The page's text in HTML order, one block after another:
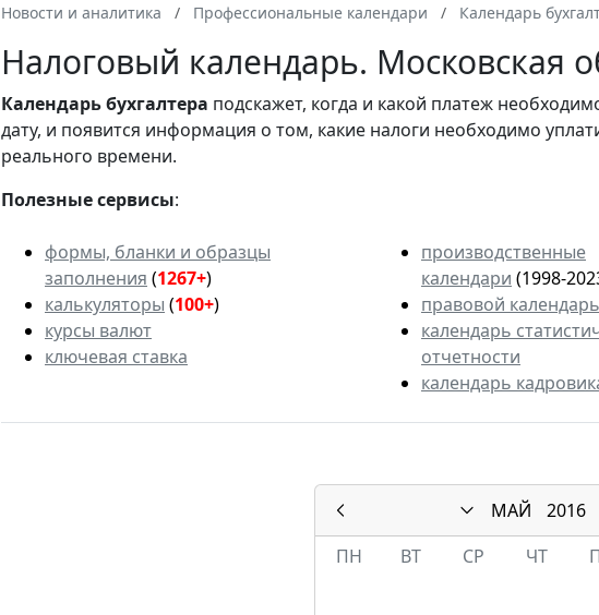
Новости и аналитика Профессиональные календари Календарь
Налоговый календарь. Московская
Календарьбухгалтера подскажет, когда и какой платеж
дату, и появится информация о том, какие налоги необходимо
реального времени.
Полезные сервисы:
формы, бланки и образцы
заполнения (1267+)
калькуляторы (100+)
курсы валют
ключевая ставка
производственные
календари (1998-
правовой календарь
календарь
отчетности
календарь
МАЙ
2016
ПН
ВТ СР ЧТ